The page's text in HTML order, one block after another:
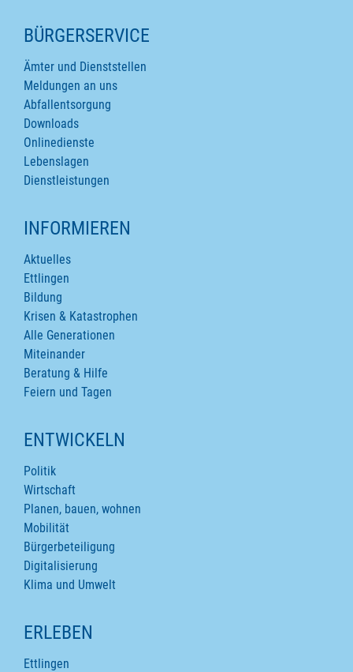
SEITENINHALTE
BÜRGERSERVICE
Ämter und Dienststellen
Meldungen an uns
Abfallentsorgung
Downloads
Onlinedienste
Lebenslagen
Dienstleistungen
INFORMIEREN
Aktuelles
Ettlingen
Bildung
Krisen & Katastrophen
Alle Generationen
Miteinander
Beratung & Hilfe
Feiern und Tagen
ENTWICKELN
Politik
Wirtschaft
Planen, bauen, wohnen
Mobilität
Bürgerbeteiligung
Digitalisierung
Klima und Umwelt
ERLEBEN
Ettlingen